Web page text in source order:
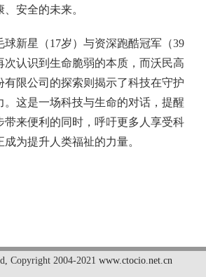
安全的未来。
球新星（17岁）与资深跑酷冠军（39
次认识到生命脆弱的本质，而沃民高
有限公司的探索则揭示了科技在守护
。这是一场科技与生命的对话，提醒
带来便利的同时，呼吁更多人享受科
为提升人类福祉的力量。
, Copyright 2004-2021 www.ctocio.net.cn